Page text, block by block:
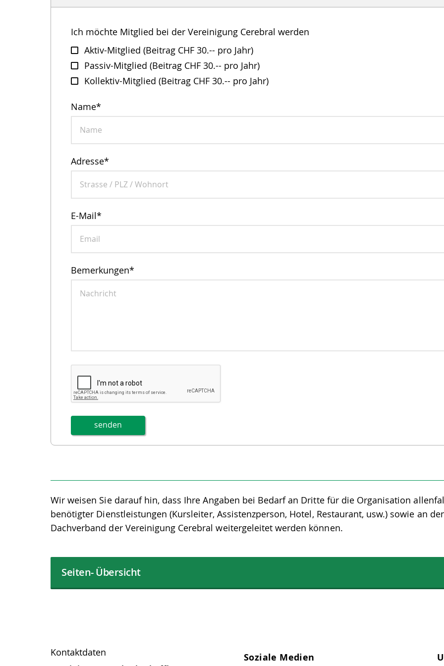
Ich möchte Mitglied bei der Vereinigung Cerebral werden
Aktiv-Mitglied (Beitrag CHF 30.-- pro Jahr)
Passiv-Mitglied (Beitrag CHF 30.-- pro Jahr)
Kollektiv-Mitglied (Beitrag CHF 30.-- pro Jahr)
Name*
Adresse*
E-Mail*
Bemerkungen*
Wir weisen Sie darauf hin, dass Ihre Angaben bei Bedarf an Dritte für die Organisation
benötigter Dienstleistungen (Kursleiter, Assistenzperson, Hotel, Restaurant, usw.) sowie an
Dachverband der Vereinigung Cerebral weitergeleitet werden können.
Seiten- Übersicht
Kontaktdaten
Soziale Medien